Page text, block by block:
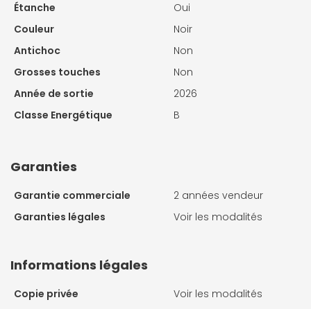
Étanche
Oui
Couleur
Noir
Antichoc
Non
Grosses touches
Non
Année de sortie
2026
Classe Energétique
B
Garanties
Garantie commerciale
2 années vendeur
Garanties légales
Voir les modalités
Informations légales
Copie privée Voir les modalités